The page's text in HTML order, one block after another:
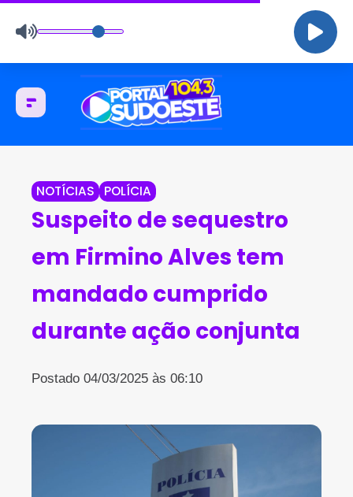
NOTÍCIAS POLÍCIA
Suspeito de sequestro
em Firmino Alves tem
mandado cumprido
durante ação conjunta
Postado 04/03/2025 às 06:10